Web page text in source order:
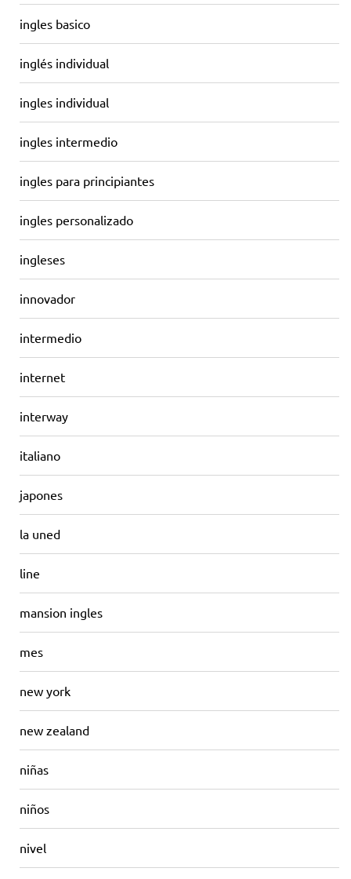
ingles basico
inglés individual
ingles individual
ingles intermedio
ingles para principiantes
ingles personalizado
ingleses
innovador
intermedio
internet
interway
italiano
japones
la uned
line
mansion ingles
mes
new york
new zealand
niñas
niños
nivel